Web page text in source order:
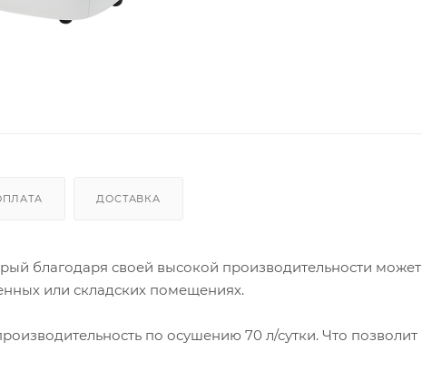
ДОСТАВКА
благодаря своей высокой производительности может
или складских помещениях.
по осушению 70 л/сутки. Что позволит